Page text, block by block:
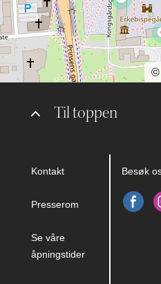
Til toppen
Kontakt
Presserom
Se våre
åpningstider
Besøk
©